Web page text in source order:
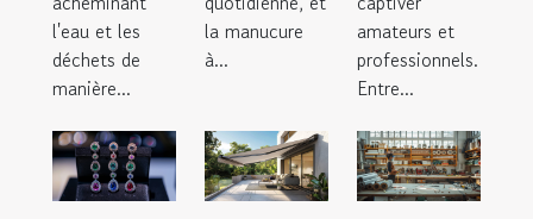
l'eau et les
déchets de
manière...
la manucure
à...
amateurs et
professionnels.
Entre...